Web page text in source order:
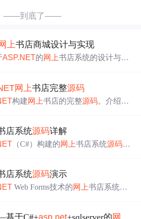
——到底了——
网上书店商城设计与实现
ASP.NET的网上书店系统的设计与实
、订单管理等功能，同时具备后台
理者进行图书信息、订单、用户等
网上书店完整源码
构建网上书店的完整源码。介绍了
实践，包括架构设计、认证管理、
含单元测试与功能验证。
店系统源码详解
（C#）构建的网上书店系统源码展
户认证、书籍管理等，以及系统稳
策略。
店系统源码演示
Web Forms技术的网上书店系统。